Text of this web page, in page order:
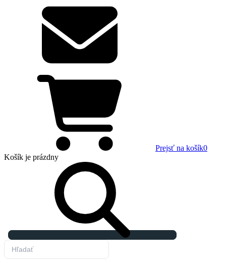
Prejsť na košík0
Košík je prázdny